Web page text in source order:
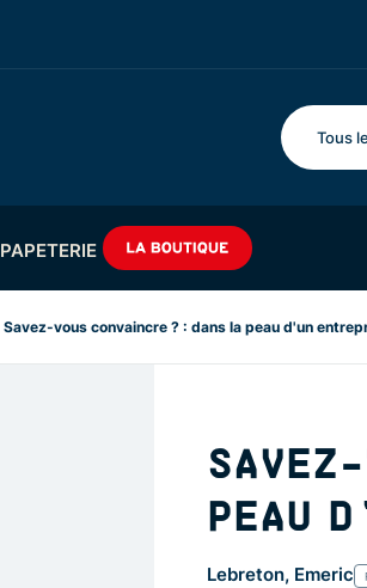
Tous
PAPETERIE
Savez-vous convaincre ? : dans la peau d'un
PEAU
Lebreton, Emeric